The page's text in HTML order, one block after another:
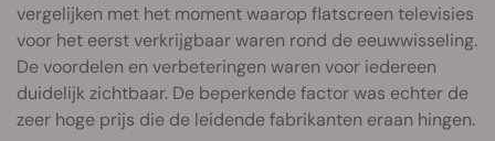
vergelijken met het moment waarop flatscreen televisies
voor het eerst verkrijgbaar waren rond de eeuwwisseling.
De voordelen en verbeteringen waren voor iedereen
duidelijk zichtbaar. De beperkende factor was echter de
zeer hoge prijs die de leidende fabrikanten eraan hingen.